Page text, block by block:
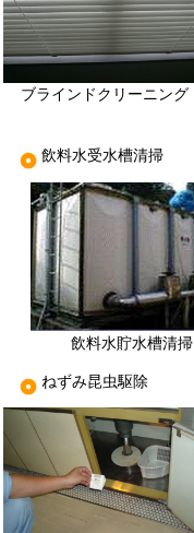
ブラインドクリーニング
飲料水受水槽清掃
飲料水貯水槽清掃
ねずみ昆虫駆除